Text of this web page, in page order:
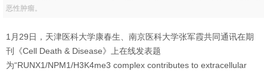
恶性肿瘤。
1月29日，天津医科大学康春生、南京医科大学张军霞共同通讯在期
刊《Cell Death & Disease》上在线发表题
为“RUNX1/NPM1/H3K4me3 complex contributes to extracellular